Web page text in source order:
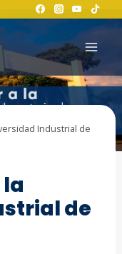
Industrial de
de